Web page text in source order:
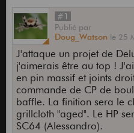
#1
Publié par
Doug_Watson le 25
J'attaque un projet de
j'aimerais être au top !
en pin massif et joints
commande de CP de
baffle. La finition sera le
grillcloth "aged". Le HP
SC64 (Alessandro).